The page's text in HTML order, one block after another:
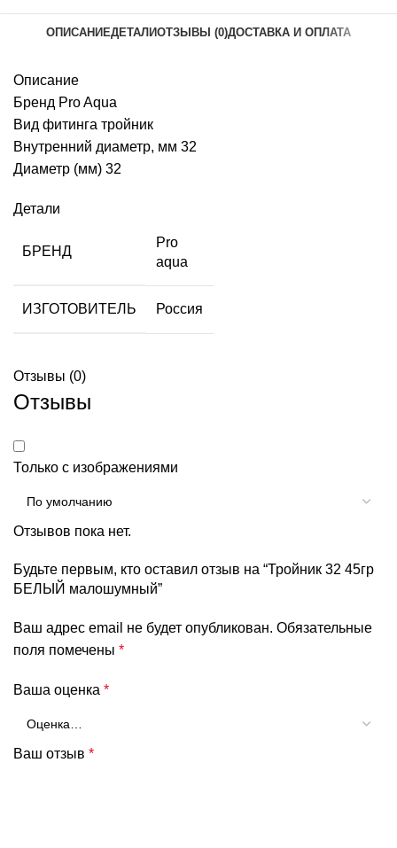
ОПИСАНИЕДЕТАЛИОТЗЫВЫ (0)ДОСТАВКА И ОПЛАТА
Описание
Бренд Pro Aqua
Вид фитинга тройник
Внутренний диаметр, мм 32
Диаметр (мм) 32
Детали
БРЕНД
Pro
aqua
ИЗГОТОВИТЕЛЬ Россия
Отзывы (0)
Отзывы
Только с изображениями
Отзывов пока нет.
Будьте первым, кто оставил отзыв на “Тройник 32 45гр
БЕЛЫЙ малошумный”
Ваш адрес email не будет опубликован. Обязательные
поля помечены *
Ваша оценка *
Ваш отзыв *